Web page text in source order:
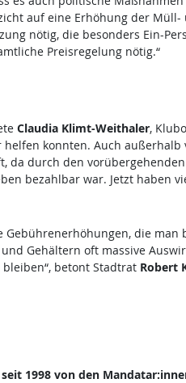
auf eine Erhöhung der
nötig, die besonders Ein-
Preisregelung nötig.“
Claudia Klimt-Weithaler,
helfen konnten. Auch
da durch den
bezahlbar war. Jetzt haben
Gebührenerhöhungen, die
Gehältern oft massive
bleiben“, betont Stadtrat Robert
1998 von den